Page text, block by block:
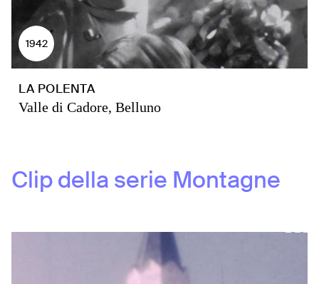
1942
LA POLENTA
Valle di Cadore, Belluno
Clip della serie Montagne